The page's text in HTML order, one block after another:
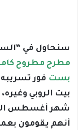
سنحاول في
مطرح مطروح
بست فور
بيت الروبي
شهر أغسطس
أنهم يقومون